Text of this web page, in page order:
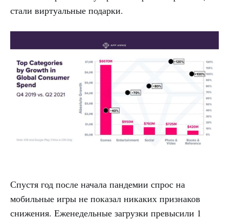
стали виртуальные подарки.
Спустя год после начала пандемии спрос на
мобильные игры не показал никаких признаков
снижения. Еженедельные загрузки превысили 1